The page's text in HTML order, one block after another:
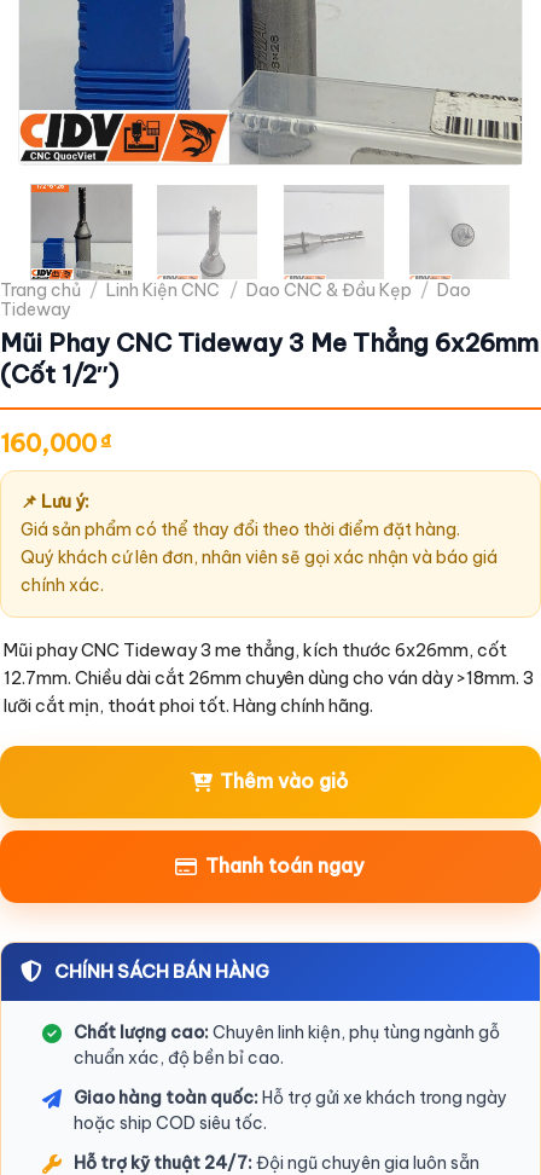
Trang chủ / Linh Kiện CNC / Dao CNC & Đầu Kẹp / Dao
Tideway
Mũi Phay CNC Tideway 3 Me Thẳng 6x26mm
(Cốt 1/2″)
160,000₫
📌 Lưu ý:
Giá sản phẩm có thể thay đổi theo thời điểm đặt hàng.
Quý khách cứ lên đơn, nhân viên sẽ gọi xác nhận và báo giá
chính xác.
Mũi phay CNC Tideway 3 me thẳng, kích thước 6x26mm, cốt
12.7mm. Chiều dài cắt 26mm chuyên dùng cho ván dày >18mm. 3
Thêm vào giỏ
Thanh toán ngay
CHÍNH SÁCH BÁN HÀNG
Chất lượng cao:Chuyên linh kiện, phụ tùng ngành gỗ
chuẩn xác, độ bền bỉ cao.
Giao hàng toàn quốc:Hỗ trợ gửi xe khách trong ngày
hoặc ship COD siêu tốc.
Hỗ trợ kỹ thuật 24/7:Đội ngũ chuyên gia luôn sẵn